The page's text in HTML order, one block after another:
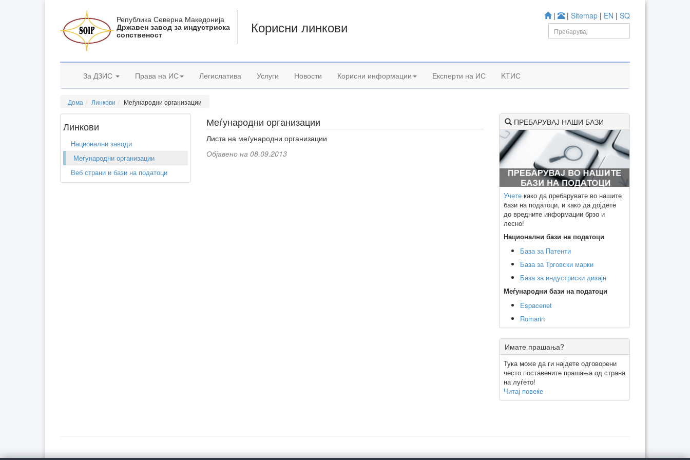
| | Sitemap | EN | SQ
Република Северна Македонија
Државен завод за индустриска
сопственост Корисни линкови
За ДЗИС Права на ИС Легислатива Услуги Новости Корисни информации Експерти на ИС KTИС
Дома Линкови Меѓународни организации
Линкови
Национални заводи
Меѓународни организации
Веб страни и бази на податоци
Меѓународни организации
Листа на меѓународни организации
Објавено на 08.09.2013
ПРЕБАРУВАЈ НАШИ БАЗИ
Учете како да пребарувате во нашите
бази на податоци, и како да дојдете
до вредните информации брзо и
лесно!
Национални бази на податоци
База за Патенти
База за Трговски марки
База за индустриски дизајн
Меѓународни бази на податоци
Espacenet
Romarin
Имате прашања?
Тука може да ги најдете одговорени
често поставените прашања од страна
на луѓето!
Читај повеќе